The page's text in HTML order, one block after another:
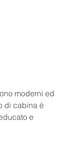
moderni ed
di cabina è
e